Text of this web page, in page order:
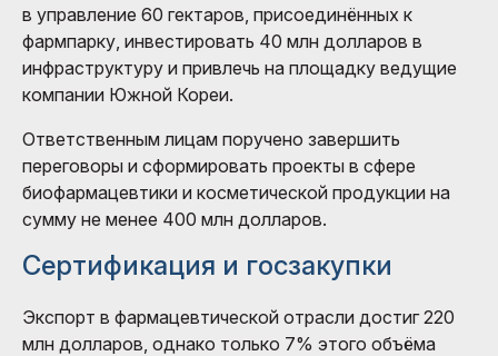
в управление 60 гектаров, присоединённых к
фармпарку, инвестировать 40 млн долларов в
инфраструктуру и привлечь на площадку ведущие
компании Южной Кореи.
Ответственным лицам поручено завершить
переговоры и сформировать проекты в сфере
биофармацевтики и косметической продукции на
сумму не менее 400 млн долларов.
Сертификация и госзакупки
Экспорт в фармацевтической отрасли достиг 220
млн долларов, однако только 7% этого объёма